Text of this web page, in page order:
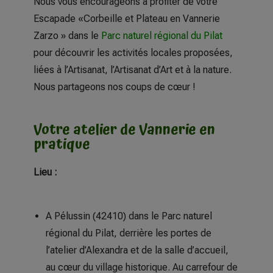
Escapade «Corbeille et Plateau en Vannerie
Zarzo » dans le Parc naturel régional du Pilat
pour découvrir les activités locales proposées,
liées à l’Artisanat, l’Artisanat d’Art et à la nature.
Nous partageons nos coups de cœur !
Votre atelier de Vannerie en
pratique
Lieu :
A Pélussin (42410) dans le Parc naturel
régional du Pilat, derrière les portes de
l’atelier d’Alexandra et de la salle d’accueil,
au cœur du village historique. Au carrefour de